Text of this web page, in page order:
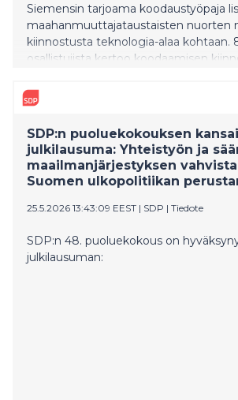
Siemensin tarjoama koodaustyöpaja
maahanmuuttajataustaisten nuorten
kiinnostusta teknologia-alaa kohtaan.
osallistujista kertoo koodaamisen
SDP:n puoluekokouksen
julkilausuma: Yhteistyön ja
maailmanjärjestyksen
Suomen ulkopolitiikan
25.5.2026 13:43:09 EEST | SDP | Tiedote
SDP:n 48. puoluekokous on
julkilausuman: